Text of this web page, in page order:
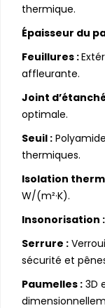
thermique.
Épaisseur du
Feuillures :
affleurante.
Joint
optimale.
Seuil :
thermiques.
Isolation
W/(m²·K).
Insonorisation :
Serrure :
sécurité et
Paumelles : 3D